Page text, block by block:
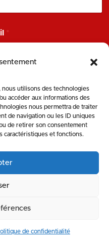
utilisons des technologies
accéder aux informations des
nous permettra de traiter
de navigation ou les ID uniques
de retirer son consentement
caractéristiques et fonctions.
de confidentialité
*